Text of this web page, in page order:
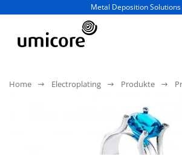
Geschäftsbereich /
Metal Deposition Solutions
Home Electroplating Produkte